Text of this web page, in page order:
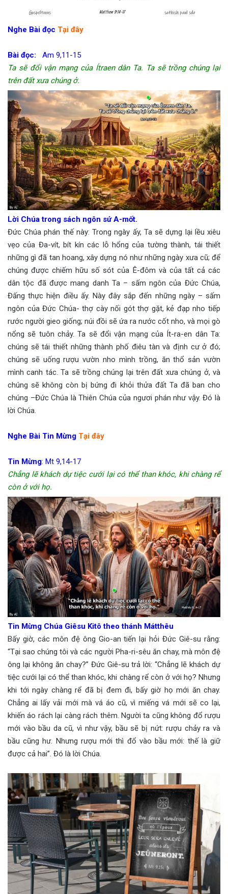
Nghe Bài đọc Tại đây
Bài đọc: Am 9,11-15
Ta sẽ đổi vận mạng của Ítraen dân Ta. Ta sẽ trồng chúng lại
trên đất xưa chúng ở.
Lời Chúa trong sách ngôn sứ A-mốt.
Đức Chúa phán thế này: Trong ngày ấy, Ta sẽ dựng lại lều xiêu
vẹo của Đa-vít, bít kín các lỗ hổng của tường thành, tái thiết
những gì đã tan hoang, xây dựng nó như những ngày xưa cũ; để
chúng được chiếm hữu số sót của Ê-đôm và của tất cả các
dân tộc đã được mang danh Ta – sấm ngôn của Đức Chúa,
Đấng thực hiện điều ấy. Này đây sắp đến những ngày – sấm
ngôn của Đức Chúa- thợ cày nối gót thợ gặt, kẻ đạp nho tiếp
rước người gieo giống; núi đồi sẽ ứa ra nước cốt nho, và mọi gò
nổng sẽ tuôn chảy. Ta sẽ đổi vận mạng của Ít-ra-en dân Ta:
chúng sẽ tái thiết những thành phố điêu tàn và định cư ở đó;
chúng sẽ uống rượu vườn nho mình trồng, ăn thổ sản vườn
mình canh tác. Ta sẽ trồng chúng lại trên đất xưa chúng ở, và
chúng sẽ không còn bị bứng đi khỏi thửa đất Ta đã ban cho
chúng –Đức Chúa là Thiên Chúa của ngươi phán như vậy. Đó là
lời Chúa.
Nghe Bài Tin Mừng Tại đây
Tin Mừng: Mt 9,14-17
Chẳng lẽ khách dự tiệc cưới lại có thể than khóc, khi chàng rể
còn ở với họ.
Tin Mừng Chúa Giêsu Kitô theo thánh Mátthêu
Bấy giờ, các môn đệ ông Gio-an tiến lại hỏi Đức Giê-su rằng:
“Tại sao chúng tôi và các người Pha-ri-sêu ăn chay, mà môn đệ
ông lại không ăn chay?” Đức Giê-su trả lời: “Chẳng lẽ khách dự
tiệc cưới lại có thể than khóc, khi chàng rể còn ở với họ? Nhưng
khi tới ngày chàng rể đã bị đem đi, bấy giờ họ mới ăn chay.
Chẳng ai lấy vải mới mà vá áo cũ, vì miếng vá mới sẽ co lại,
khiến áo rách lại càng rách thêm. Người ta cũng không đổ rượu
mới vào bầu da cũ, vì như vậy, bầu sẽ bị nứt: rượu chảy ra và
bầu cũng hư. Nhưng rượu mới thì đổ vào bầu mới: thế là giữ
được cả hai”. Đó là lời Chúa.